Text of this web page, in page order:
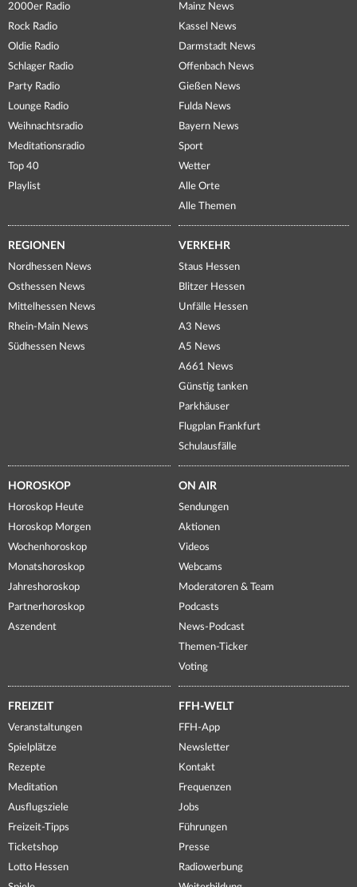
2000er Radio
Rock Radio
Oldie Radio
Schlager Radio
Party Radio
Lounge Radio
Weihnachtsradio
Meditationsradio
Top 40
Playlist
Mainz News
Kassel News
Darmstadt News
Offenbach News
Gießen News
Fulda News
Bayern News
Sport
Wetter
Alle Orte
Alle Themen
REGIONEN
Nordhessen News
Osthessen News
Mittelhessen News
Rhein-Main News
Südhessen News
VERKEHR
Staus Hessen
Blitzer Hessen
Unfälle Hessen
A3 News
A5 News
A661 News
Günstig tanken
Parkhäuser
Flugplan Frankfurt
Schulausfälle
HOROSKOP
Horoskop Heute
Horoskop Morgen
Wochenhoroskop
Monatshoroskop
Jahreshoroskop
Partnerhoroskop
Aszendent
ON AIR
Sendungen
Aktionen
Videos
Webcams
Moderatoren & Team
Podcasts
News-Podcast
Themen-Ticker
Voting
FREIZEIT
Veranstaltungen
Spielplätze
Rezepte
Meditation
Ausflugsziele
Freizeit-Tipps
Ticketshop
Lotto Hessen
FFH-WELT
FFH-App
Newsletter
Kontakt
Frequenzen
Jobs
Führungen
Presse
Radiowerbung